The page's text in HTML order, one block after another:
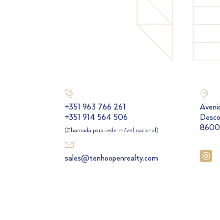
+351 963 766 261
+351 914 564 506
(Chamada para rede móvel nacional)
sales@tenhoopenrealty.com